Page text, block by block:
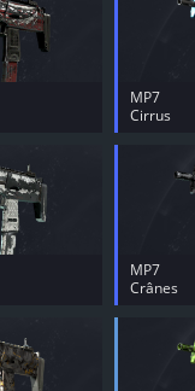
MP7
Cirrus
MP7
Crânes